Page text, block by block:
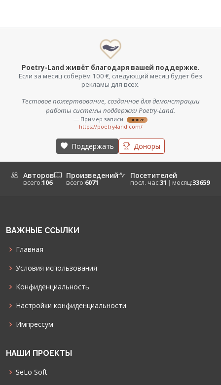
Poetry-Land живёт благодаря вашей поддержке.
Если за месяц соберём 100 €, следующий месяц будет без
рекламы для всех.
Тестовое пожертвование, созданное для демонстрации
работы системы поддержки Poetry-Land.
— Пример записи bronze
https://poetry-land.com/
Поддержать Доноры
Авторов
всего:106
Произведений
всего:6071
Посетителей
посл. час:31 | месяц:33659
ВАЖНЫЕ ССЫЛКИ
Главная
Условия использования
Конфиденциальность
Настройки конфиденциальности
Импрессум
НАШИ ПРОЕКТЫ
SeLo Soft